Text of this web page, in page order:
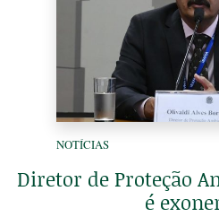
NOTÍCIAS
Diretor de Proteção
é